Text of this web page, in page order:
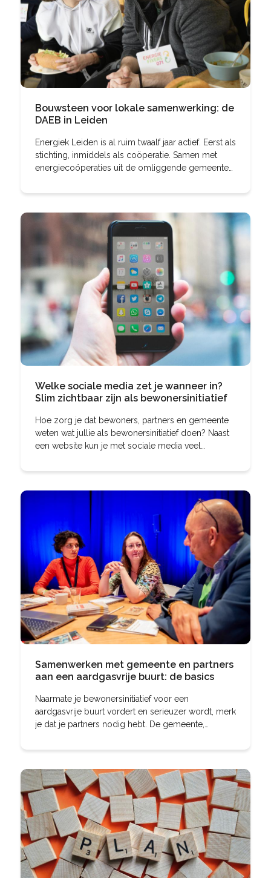
Bouwsteen voor lokale samenwerking: de
DAEB in Leiden
Energiek Leiden is al ruim twaalf jaar actief. Eerst als
stichting, inmiddels als coöperatie. Samen met
energiecoöperaties uit de omliggende gemeenten
Welke sociale media zet je wanneer in?
Slim zichtbaar zijn als bewonersinitiatief
Hoe zorg je dat bewoners, partners en gemeente
weten wat jullie als bewonersinitiatief doen? Naast
een website kun je met sociale media veel
Samenwerken met gemeente en partners
aan een aardgasvrije buurt: de basics
Naarmate je bewonersinitiatief voor een
aardgasvrije buurt vordert en serieuzer wordt, merk
je dat je partners nodig hebt. De gemeente,